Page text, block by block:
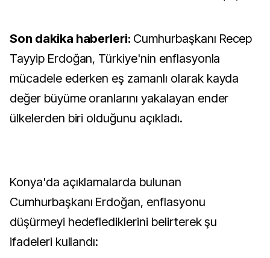
Son dakika haberleri: Cumhurbaşkanı Recep
Tayyip Erdoğan, Türkiye'nin enflasyonla
mücadele ederken eş zamanlı olarak kayda
değer büyüme oranlarını yakalayan ender
ülkelerden biri olduğunu açıkladı.
Konya'da açıklamalarda bulunan
Cumhurbaşkanı Erdoğan, enflasyonu
düşürmeyi hedeflediklerini belirterek şu
ifadeleri kullandı: